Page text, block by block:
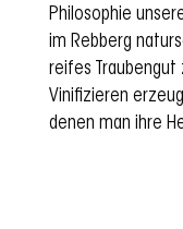
Philosophie
im Rebberg
reifes Traubengut
Vinifizieren
denen man ihre